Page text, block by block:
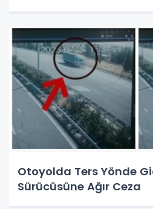
Otoyolda Ters Yönde
Sürücüsüne Ağır Ceza